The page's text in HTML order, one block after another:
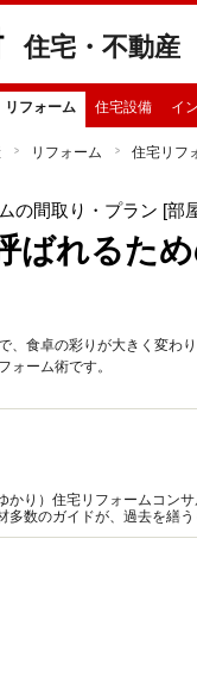
住宅・不動産
リフォーム 住宅設備 イ
リフォーム 住宅リフ
の間取り・プラン [部
ばれるた
、食卓の彩りが大きく変わ
ォーム術です。
かり）住宅リフォームコン
多数のガイドが、過去を繕
リフォームのノウハウをお